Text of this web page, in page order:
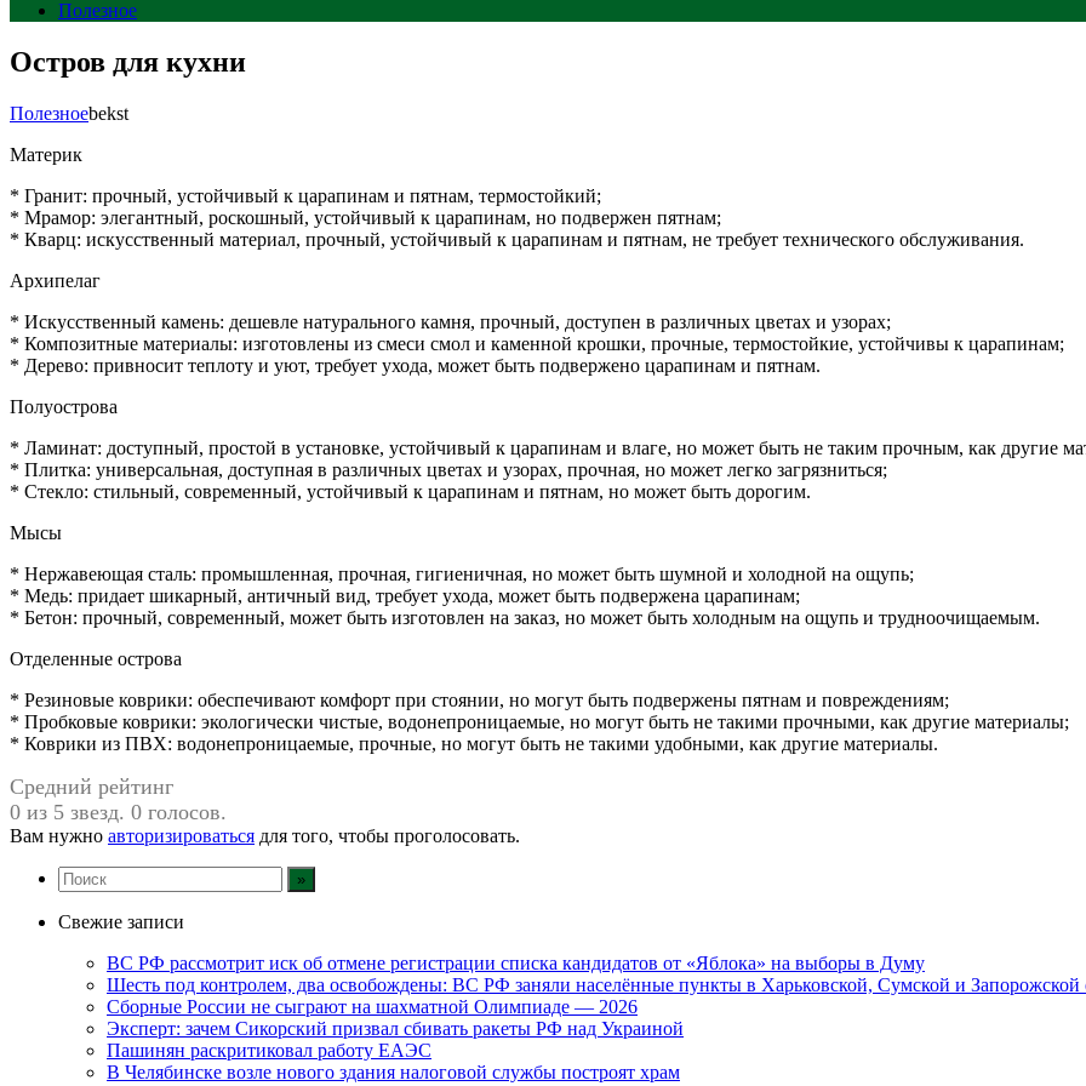
Полезное
Остров для кухни
Полезноеbekst
Материк
* Гранит: прочный, устойчивый к царапинам и пятнам, термостойкий;
* Мрамор: элегантный, роскошный, устойчивый к царапинам, но подвержен пятнам;
* Кварц: искусственный материал, прочный, устойчивый к царапинам и пятнам, не требует технического обслуживания.
Архипелаг
* Искусственный камень: дешевле натурального камня, прочный, доступен в различных цветах и узорах;
* Композитные материалы: изготовлены из смеси смол и каменной крошки, прочные, термостойкие, устойчивы к царапинам;
* Дерево: привносит теплоту и уют, требует ухода, может быть подвержено царапинам и пятнам.
Полуострова
* Ламинат: доступный, простой в установке, устойчивый к царапинам и влаге, но может быть не таким прочным, как другие
* Плитка: универсальная, доступная в различных цветах и узорах, прочная, но может легко загрязниться;
* Стекло: стильный, современный, устойчивый к царапинам и пятнам, но может быть дорогим.
Мысы
* Нержавеющая сталь: промышленная, прочная, гигиеничная, но может быть шумной и холодной на ощупь;
* Медь: придает шикарный, античный вид, требует ухода, может быть подвержена царапинам;
* Бетон: прочный, современный, может быть изготовлен на заказ, но может быть холодным на ощупь и трудноочищаемым.
Отделенные острова
* Резиновые коврики: обеспечивают комфорт при стоянии, но могут быть подвержены пятнам и повреждениям;
* Пробковые коврики: экологически чистые, водонепроницаемые, но могут быть не такими прочными, как другие материалы;
* Коврики из ПВХ: водонепроницаемые, прочные, но могут быть не такими удобными, как другие материалы.
Средний рейтинг
0 из 5 звезд. 0 голосов.
Вам нужно авторизироваться для того, чтобы проголосовать.
Свежие записи
ВС РФ рассмотрит иск об отмене регистрации списка кандидатов от «Яблока» на выборы в Думу
Шесть под контролем, два освобождены: ВС РФ заняли населённые пункты в Харьковской, Сумской и Запорожской
Сборные России не сыграют на шахматной Олимпиаде — 2026
Эксперт: зачем Сикорский призвал сбивать ракеты РФ над Украиной
Пашинян раскритиковал работу ЕАЭС
В Челябинске возле нового здания налоговой службы построят храм